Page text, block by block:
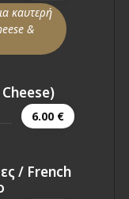
καυτερή
&
6.00 €
/ French